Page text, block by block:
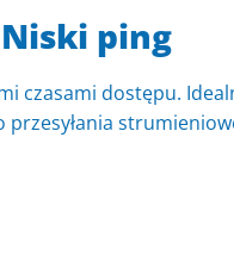
Niski ping
czasami dostępu.
przesyłania